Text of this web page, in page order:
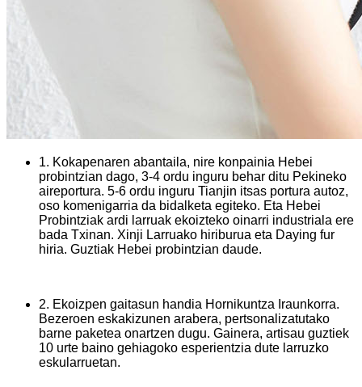
1. Kokapenaren abantaila, nire konpainia Hebei
probintzian dago, 3-4 ordu inguru behar ditu Pekineko
aireportura. 5-6 ordu inguru Tianjin itsas portura autoz,
oso komenigarria da bidalketa egiteko. Eta Hebei
Probintziak ardi larruak ekoizteko oinarri industriala ere
bada Txinan. Xinji Larruako hiriburua eta Daying fur
hiria. Guztiak Hebei probintzian daude.
2. Ekoizpen gaitasun handia Hornikuntza Iraunkorra.
Bezeroen eskakizunen arabera, pertsonalizatutako
barne paketea onartzen dugu. Gainera, artisau guztiek
10 urte baino gehiagoko esperientzia dute larruzko
eskularruetan.